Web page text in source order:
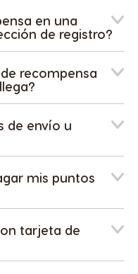
en una
de registro?
recompensa
de envío u
mis puntos
tarjeta de